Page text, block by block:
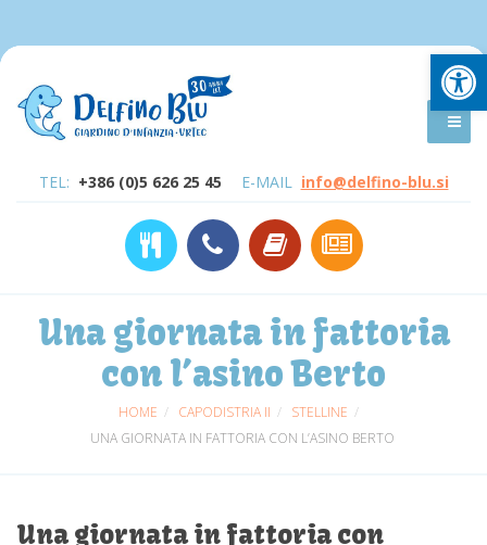
TEL: +386 (0)5 626 25 45 E-MAIL info@delfino-blu.si
Una giornata in fattoria
con l’asino Berto
HOME CAPODISTRIA II
STELLINE
UNA GIORNATA IN FATTORIA CON L’ASINO BERTO
Una giornata in fattoria con